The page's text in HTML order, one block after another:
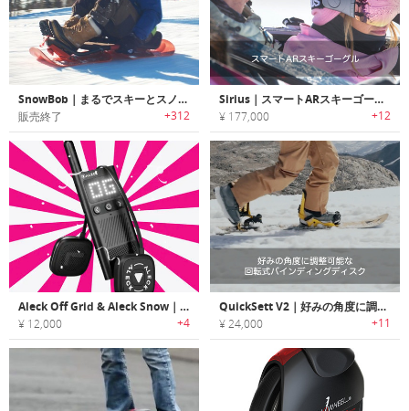
SnowBob｜まるでスキーとスノボが合体したような直感的にコントロール可能なソリ「スノーボブ」
販売終了 +312
Sirius｜スマートARスキーゴーグル
¥ 177,000 +12
Aleck Off Grid & Aleck Snow｜どんなに離れても友達と繋がったまま会話や音楽を楽しめるデバイス
¥ 12,000 +4
QuickSett V2｜好みの角度に調整可能な回転式バインディングディスク
¥ 24,000 +11